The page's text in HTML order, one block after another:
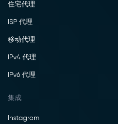
住宅代理
ISP 代理
移动代理
IPv4 代理
IPv6 代理
集成
Instagram